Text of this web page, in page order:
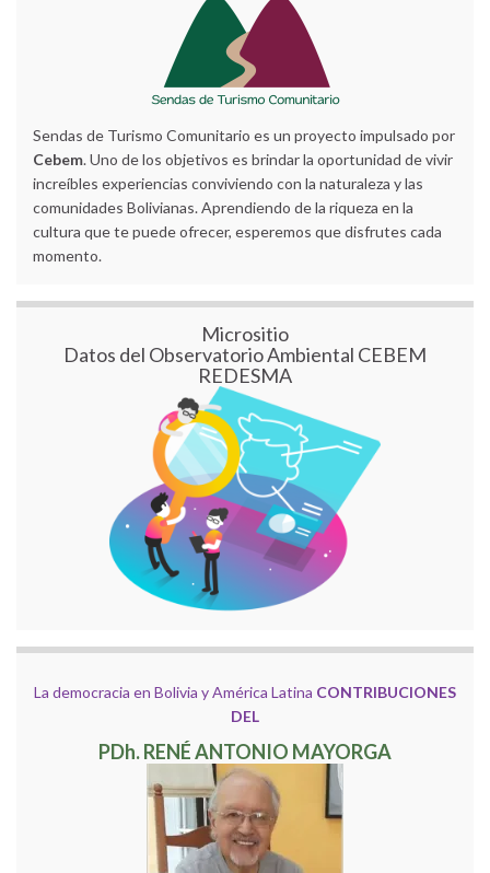
Sendas de Turismo Comunitario es un proyecto impulsado por
Cebem. Uno de los objetivos es brindar la oportunidad de vivir
increíbles experiencias conviviendo con la naturaleza y las
comunidades Bolivianas. Aprendiendo de la riqueza en la
cultura que te puede ofrecer, esperemos que disfrutes cada
momento.
Micrositio
Datos del Observatorio Ambiental CEBEM
REDESMA
La democracia en Bolivia y América Latina CONTRIBUCIONES
DEL
PDh. RENÉ ANTONIO MAYORGA